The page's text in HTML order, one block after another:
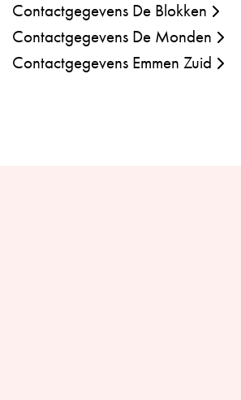
Contactgegevens De Blokken
Contactgegevens De Monden
Contactgegevens Emmen Zuid